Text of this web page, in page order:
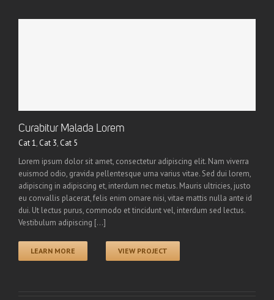
Curabitur Malada Lorem
Cat 1, Cat 3, Cat 5
Lorem ipsum dolor sit amet, consectetur adipiscing elit. Nam viverra
euismod odio, gravida pellentesque urna varius vitae. Sed dui lorem,
adipiscing in adipiscing et, interdum nec metus. Mauris ultricies, justo
eu convallis placerat, felis enim ornare nisi, vitae mattis nulla ante id
dui. Ut lectus purus, commodo et tincidunt vel, interdum sed lectus.
Vestibulum adipiscing [...]
LEARN MORE VIEW PROJECT